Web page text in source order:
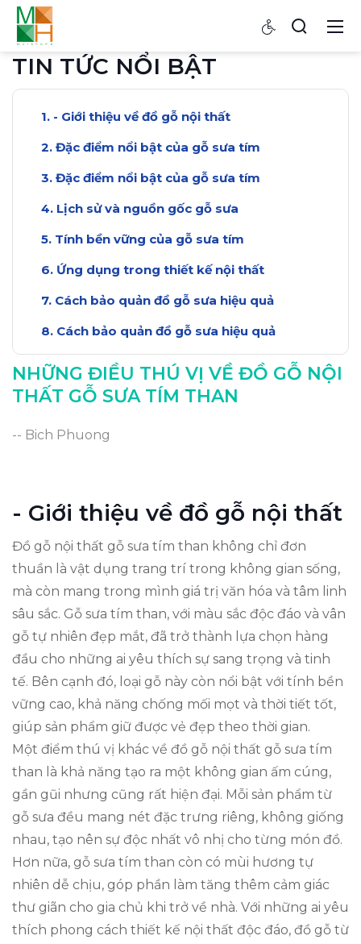
TIN TỨC NỔI BẬT
- Giới thiệu về đồ gỗ nội thất
Đặc điểm nổi bật của gỗ sưa tím
Đặc điểm nổi bật của gỗ sưa tím
Lịch sử và nguồn gốc gỗ sưa
Tính bền vững của gỗ sưa tím
Ứng dụng trong thiết kế nội thất
Cách bảo quản đồ gỗ sưa hiệu quả
Cách bảo quản đồ gỗ sưa hiệu quả
Giá trị nghệ thuật của đồ gỗ sưa
So sánh gỗ sưa với các loại gỗ khác
Kết luận về giá trị đồ gỗ nội thất
NHỮNG ĐIỀU THÚ VỊ VỀ ĐỒ GỖ NỘI
THẤT GỖ SƯA TÍM THAN
-- Bich Phuong
- Giới thiệu về đồ gỗ nội thất
Đồ gỗ nội thất gỗ sưa tím than không chỉ đơn
thuần là vật dụng trang trí trong không gian sống,
mà còn mang trong mình giá trị văn hóa và tâm linh
sâu sắc. Gỗ sưa tím than, với màu sắc độc đáo và vân
gỗ tự nhiên đẹp mắt, đã trở thành lựa chọn hàng
đầu cho những ai yêu thích sự sang trọng và tinh
tế. Bên cạnh đó, loại gỗ này còn nổi bật với tính bền
vững cao, khả năng chống mối mọt và thời tiết tốt,
giúp sản phẩm giữ được vẻ đẹp theo thời gian.
Một điểm thú vị khác về đồ gỗ nội thất gỗ sưa tím
than là khả năng tạo ra một không gian ấm cúng,
gần gũi nhưng cũng rất hiện đại. Mỗi sản phẩm từ
gỗ sưa đều mang nét đặc trưng riêng, không giống
nhau, tạo nên sự độc nhất vô nhị cho từng món đồ.
Hơn nữa, gỗ sưa tím than còn có mùi hương tự
nhiên dễ chịu, góp phần làm tăng thêm cảm giác
thư giãn cho gia chủ khi trở về nhà. Với những ai yêu
thích phong cách thiết kế nội thất độc đáo, đồ gỗ từ